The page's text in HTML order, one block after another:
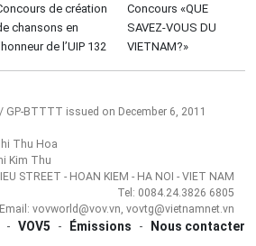
de création
chansons en
de l’UIP 132
Concours «QUE
SAVEZ-VOUS DU
VIETNAM?»
GP-BTTTT issued on December 6, 2011
Thu Hoa
Kim Thu
STREET - HOAN KIEM - HA NOI - VIET NAM
Tel: 0084.24.3826 6805
Email: vovworld@vov.vn, vovtg@vietnamnet.vn
- VOV5 - Émissions - Nous contacter